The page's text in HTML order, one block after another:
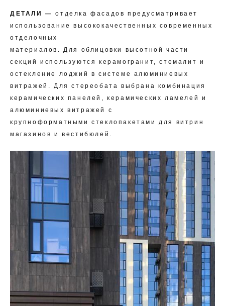
ДЕТАЛИ —
отделка фасадов предусматривает
использование высококачественных современных
отделочных
материалов. Для облицовки высотной части
секций используются керамогранит, стемалит и
остекление лоджий в системе алюминиевых
витражей. Для стереобата выбрана комбинация
керамических панелей, керамических ламелей и
алюминиевых витражей с
крупноформатными стеклопакетами для витрин
магазинов и вестибюлей.